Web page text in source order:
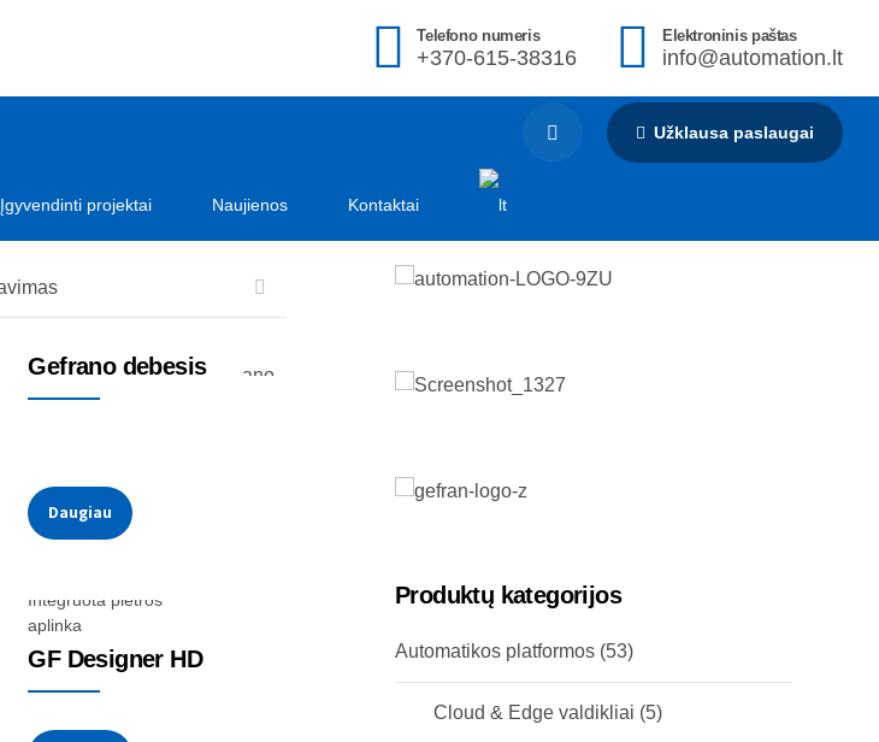
Telefono numeris
+370-615-38316
Elektroninis paštas
info@automation.lt
Užklausa paslaugai
Įgyvendinti projektai Naujienos Kontaktai
Gefrano debesis
Daugiau
Integruota plėtros
aplinka
GF Designer HD
Produktų kategorijos
Automatikos platformos (53)
Cloud & Edge valdikliai (5)